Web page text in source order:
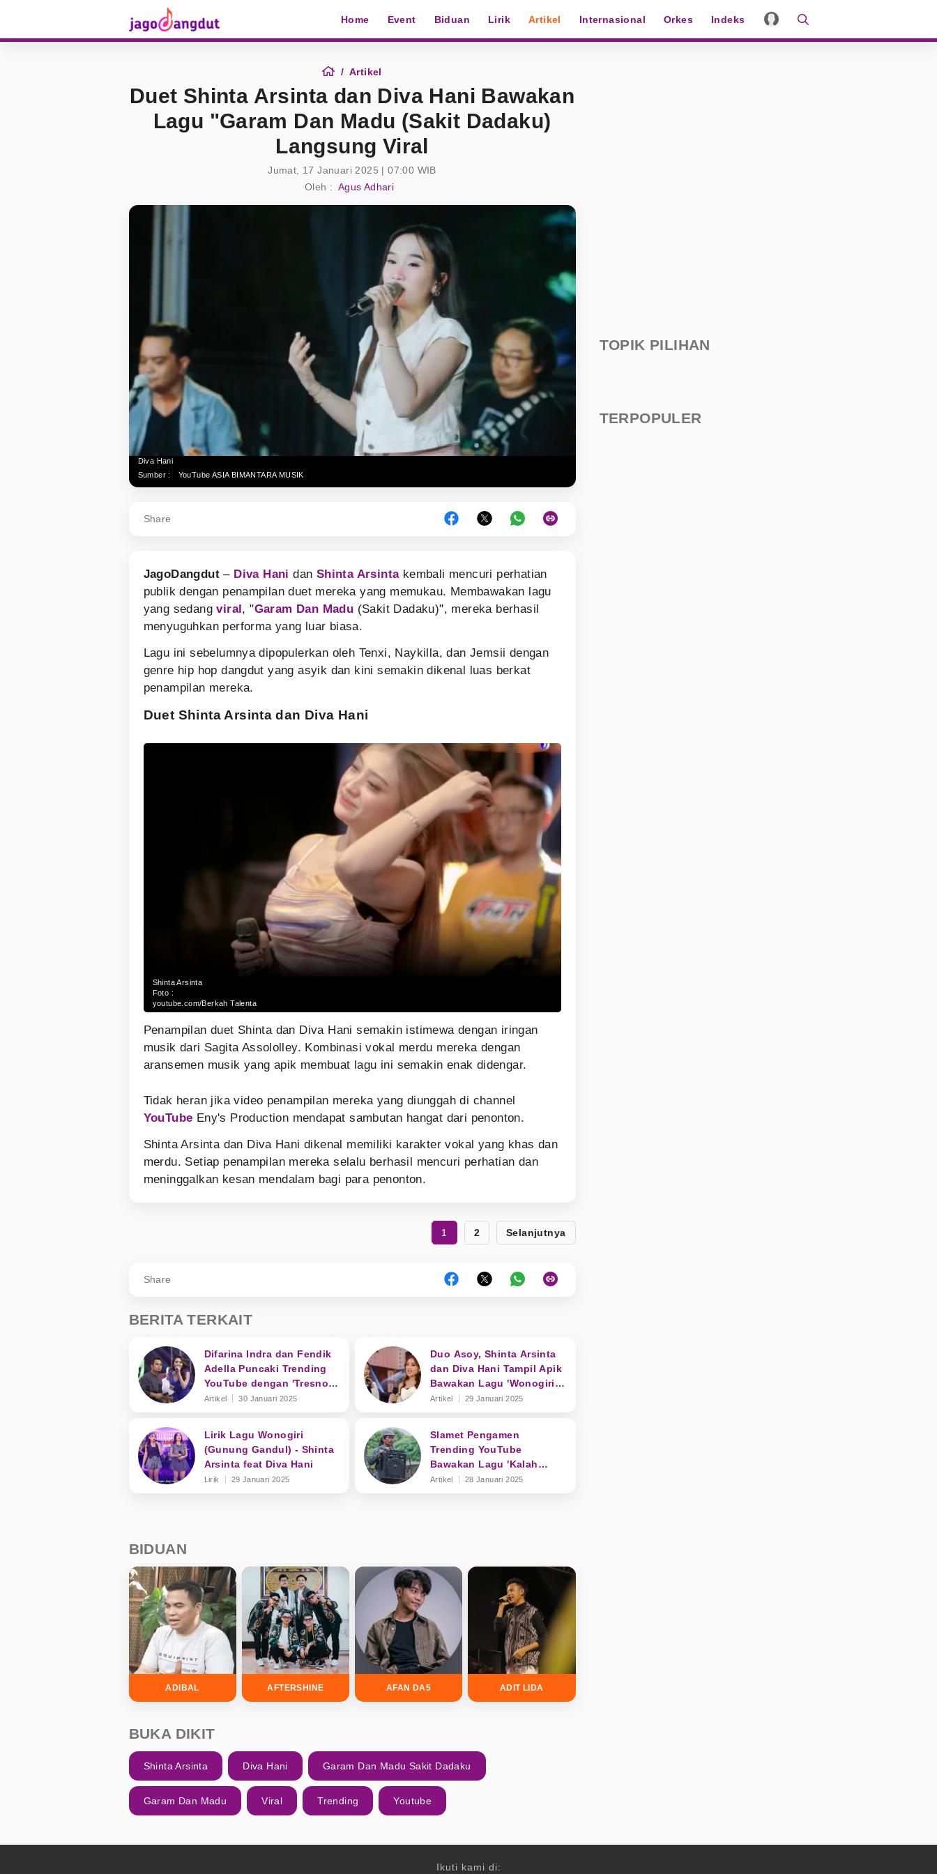
Home Event Biduan Lirik Artikel Internasional Orkes Indeks
Artikel
Duet Shinta Arsinta dan Diva Hani Bawakan
Lagu "Garam Dan Madu (Sakit Dadaku)
Langsung Viral
Jumat, 17 Januari 2025 | 07:00 WIB
Oleh : Agus Adhari
Diva Hani
Sumber :
YouTube ASIA BIMANTARA MUSIK
Share
JagoDangdut– Diva Hani dan Shinta Arsintakembali mencuri perhatian
publik dengan penampilan duet mereka yang memukau. Membawakan lagu
yang sedangviral, "Garam Dan Madu (Sakit Dadaku)", mereka berhasil
menyuguhkan performa yang luar biasa.
Lagu ini sebelumnya dipopulerkan oleh Tenxi, Naykilla, dan Jemsii dengan
genre hip hop dangdut yang asyik dan kini semakin dikenal luas berkat
penampilan mereka.
Duet Shinta Arsinta dan Diva Hani
Shinta Arsinta
Foto :
youtube.com/Berkah Talenta
Penampilan duet Shinta dan Diva Hani semakin istimewa dengan iringan
musik dari Sagita Assololley. Kombinasi vokal merdu mereka dengan
aransemen musik yang apik membuat lagu ini semakin enak didengar.
Tidak heran jika video penampilan mereka yang diunggah di channel
YouTube Eny's Production mendapat sambutan hangat dari penonton.
Shinta Arsinta dan Diva Hani dikenal memiliki karakter vokal yang khas dan
merdu. Setiap penampilan mereka selalu berhasil mencuri perhatian dan
meninggalkan kesan mendalam bagi para penonton.
1 2 Selanjutnya
Share
BERITA TERKAIT
Difarina Indra dan Fendik
Adella Puncaki Trending
YouTube dengan 'Tresno
Tekan Mati'
Artikel 30 Januari 2025
Duo Asoy, Shinta Arsinta
dan Diva Hani Tampil Apik
Bawakan Lagu 'Wonogiri
(Gunung Gandul)'
Artikel 29 Januari 2025
Lirik Lagu Wonogiri
(Gunung Gandul) - Shinta
Arsinta feat Diva Hani
Lirik 29 Januari 2025
Slamet Pengamen
Trending YouTube
Bawakan Lagu 'Kalah
Weton'
Artikel 28 Januari 2025
BIDUAN
ADIBAL AFTERSHINE AFAN DA5 ADIT LIDA
BUKA DIKIT
Shinta Arsinta Diva Hani Garam Dan Madu Sakit Dadaku
Garam Dan Madu Viral Trending Youtube
TOPIK PILIHAN
TERPOPULER
Ikuti kami di: